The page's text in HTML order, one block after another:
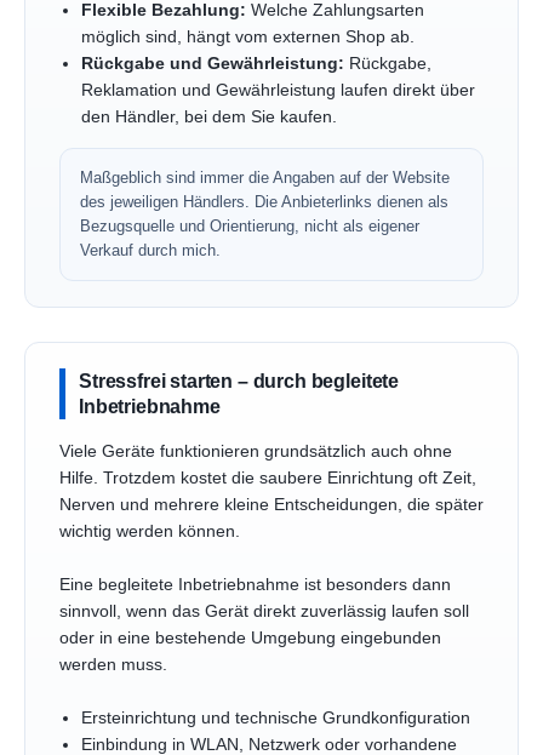
Flexible Bezahlung: Welche Zahlungsarten
möglich sind, hängt vom externen Shop ab.
Rückgabe und Gewährleistung: Rückgabe,
Reklamation und Gewährleistung laufen direkt über
den Händler, bei dem Sie kaufen.
Maßgeblich sind immer die Angaben auf der Website
des jeweiligen Händlers. Die Anbieterlinks dienen als
Bezugsquelle und Orientierung, nicht als eigener
Verkauf durch mich.
Stressfrei starten – durch begleitete
Inbetriebnahme
Viele Geräte funktionieren grundsätzlich auch ohne
Hilfe. Trotzdem kostet die saubere Einrichtung oft Zeit,
Nerven und mehrere kleine Entscheidungen, die später
wichtig werden können.
Eine begleitete Inbetriebnahme ist besonders dann
sinnvoll, wenn das Gerät direkt zuverlässig laufen soll
oder in eine bestehende Umgebung eingebunden
werden muss.
Ersteinrichtung und technische Grundkonfiguration
Einbindung in WLAN, Netzwerk oder vorhandene